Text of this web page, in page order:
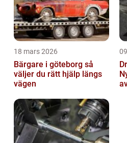
18 mars 2026
Bärgare i göteborg så
väljer du rätt hjälp längs
vägen